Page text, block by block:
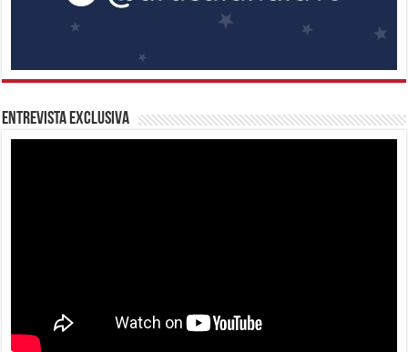
Entrevista Exclusiva